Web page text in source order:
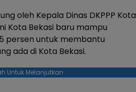
oleh Kepala Dinas DKPPP Kota
Kota Bekasi baru mampu
persen untuk membantu
ada di Kota Bekasi.
Untuk Melanjutkan